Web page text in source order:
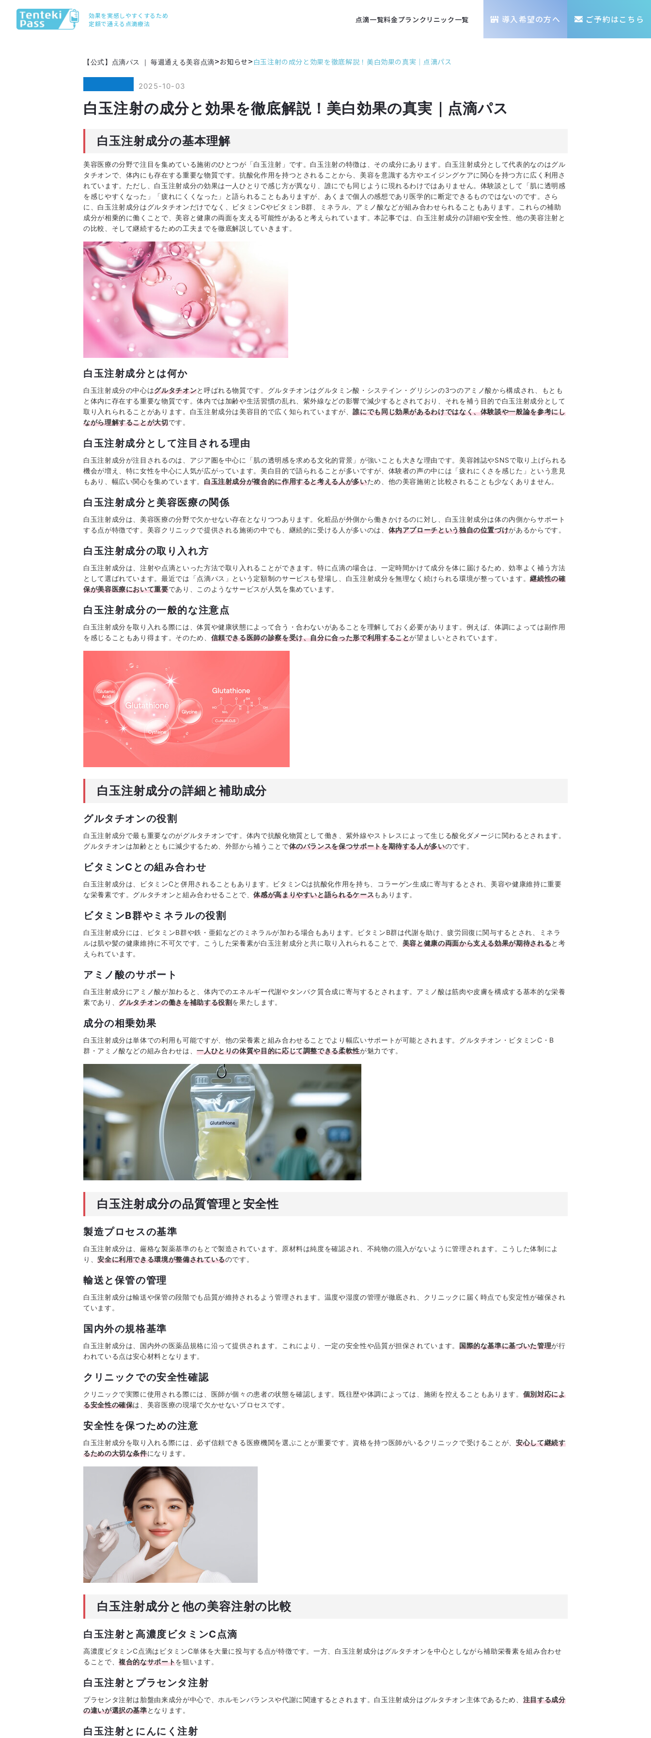
効果を実感しやすくするため
定額で通える点滴療法
点滴一覧料金プランクリニック一覧 導入希望の方へ ご予約はこちら
【公式】点滴パス ｜ 毎週通える美容点滴>お知らせ>白玉注射の成分と効果を徹底解説！美白効果の真実｜点滴パス
2025-10-03
白玉注射の成分と効果を徹底解説！美白効果の真実｜点滴パス
白玉注射成分の基本理解
美容医療の分野で注目を集めている施術のひとつが「白玉注射」です。白玉注射の特徴は、その成分にあります。白玉注射成分として代表的なのはグル
タチオンで、体内にも存在する重要な物質です。抗酸化作用を持つとされることから、美容を意識する方やエイジングケアに関心を持つ方に広く利用さ
れています。ただし、白玉注射成分の効果は一人ひとりで感じ方が異なり、誰にでも同じように現れるわけではありません。体験談として「肌に透明感
を感じやすくなった」「疲れにくくなった」と語られることもありますが、あくまで個人の感想であり医学的に断定できるものではないのです。さら
に、白玉注射成分はグルタチオンだけでなく、ビタミンCやビタミンB群、ミネラル、アミノ酸などが組み合わせられることもあります。これらの補助
成分が相乗的に働くことで、美容と健康の両面を支える可能性があると考えられています。本記事では、白玉注射成分の詳細や安全性、他の美容注射と
の比較、そして継続するための工夫までを徹底解説していきます。
白玉注射成分とは何か
白玉注射成分の中心はグルタチオンと呼ばれる物質です。グルタチオンはグルタミン酸・システイン・グリシンの3つのアミノ酸から構成され、もとも
と体内に存在する重要な物質です。体内では加齢や生活習慣の乱れ、紫外線などの影響で減少するとされており、それを補う目的で白玉注射成分として
取り入れられることがあります。白玉注射成分は美容目的で広く知られていますが、誰にでも同じ効果があるわけではなく、体験談や一般論を参考にし
ながら理解することが大切です。
白玉注射成分として注目される理由
白玉注射成分が注目されるのは、アジア圏を中心に「肌の透明感を求める文化的背景」が強いことも大きな理由です。美容雑誌やSNSで取り上げられる
機会が増え、特に女性を中心に人気が広がっています。美白目的で語られることが多いですが、体験者の声の中には「疲れにくさを感じた」という意見
もあり、幅広い関心を集めています。 白玉注射成分が複合的に作用すると考える人が多いため、他の美容施術と比較されることも少なくありません。
白玉注射成分と美容医療の関係
白玉注射成分は、美容医療の分野で欠かせない存在となりつつあります。化粧品が外側から働きかけるのに対し、白玉注射成分は体の内側からサポート
する点が特徴です。美容クリニックで提供される施術の中でも、継続的に受ける人が多いのは、 体内アプローチという独自の位置づけがあるからです。
白玉注射成分の取り入れ方
白玉注射成分は、注射や点滴といった方法で取り入れることができます。特に点滴の場合は、一定時間かけて成分を体に届けるため、効率よく補う方法
として選ばれています。最近では「点滴パス」という定額制のサービスも登場し、白玉注射成分を無理なく続けられる環境が整っています。継続性の確
保が美容医療において重要であり、このようなサービスが人気を集めています。
白玉注射成分の一般的な注意点
白玉注射成分を取り入れる際には、体質や健康状態によって合う・合わないがあることを理解しておく必要があります。例えば、体調によっては副作用
を感じることもあり得ます。そのため、 信頼できる医師の診察を受け、自分に合った形で利用することが望ましいとされています。
白玉注射成分の詳細と補助成分
グルタチオンの役割
白玉注射成分で最も重要なのがグルタチオンです。体内で抗酸化物質として働き、紫外線やストレスによって生じる酸化ダメージに関わるとされます。
グルタチオンは加齢とともに減少するため、外部から補うことで体のバランスを保つサポートを期待する人が多いのです。
ビタミンCとの組み合わせ
白玉注射成分は、ビタミンCと併用されることもあります。ビタミンCは抗酸化作用を持ち、コラーゲン生成に寄与するとされ、美容や健康維持に重要
な栄養素です。グルタチオンと組み合わせることで、体感が高まりやすいと語られるケースもあります。
ビタミンB群やミネラルの役割
白玉注射成分には、ビタミンB群や鉄・亜鉛などのミネラルが加わる場合もあります。ビタミンB群は代謝を助け、疲労回復に関与するとされ、ミネラ
ルは肌や髪の健康維持に不可欠です。こうした栄養素が白玉注射成分と共に取り入れられることで、 美容と健康の両面から支える効果が期待されると考
えられています。
アミノ酸のサポート
白玉注射成分にアミノ酸が加わると、体内でのエネルギー代謝やタンパク質合成に寄与するとされます。アミノ酸は筋肉や皮膚を構成する基本的な栄養
素であり、グルタチオンの働きを補助する役割を果たします。
成分の相乗効果
白玉注射成分は単体での利用も可能ですが、他の栄養素と組み合わせることでより幅広いサポートが可能とされます。グルタチオン・ビタミンC・B
群・アミノ酸などの組み合わせは、一人ひとりの体質や目的に応じて調整できる柔軟性が魅力です。
白玉注射成分の品質管理と安全性
製造プロセスの基準
白玉注射成分は、厳格な製薬基準のもとで製造されています。原材料は純度を確認され、不純物の混入がないように管理されます。こうした体制によ
り、安全に利用できる環境が整備されているのです。
輸送と保管の管理
白玉注射成分は輸送や保管の段階でも品質が維持されるよう管理されます。温度や湿度の管理が徹底され、クリニックに届く時点でも安定性が確保され
ています。
国内外の規格基準
白玉注射成分は、国内外の医薬品規格に沿って提供されます。これにより、一定の安全性や品質が担保されています。 国際的な基準に基づいた管理が行
われている点は安心材料となります。
クリニックでの安全性確認
クリニックで実際に使用される際には、医師が個々の患者の状態を確認します。既往歴や体調によっては、施術を控えることもあります。 個別対応によ
る安全性の確保は、美容医療の現場で欠かせないプロセスです。
安全性を保つための注意
白玉注射成分を取り入れる際には、必ず信頼できる医療機関を選ぶことが重要です。資格を持つ医師がいるクリニックで受けることが、安心して継続す
るための大切な条件になります。
白玉注射成分と他の美容注射の比較
白玉注射と高濃度ビタミンC点滴
高濃度ビタミンC点滴はビタミンC単体を大量に投与する点が特徴です。一方、白玉注射成分はグルタチオンを中心としながら補助栄養素を組み合わせ
ることで、複合的なサポートを狙います。
白玉注射とプラセンタ注射
プラセンタ注射は胎盤由来成分が中心で、ホルモンバランスや代謝に関連するとされます。白玉注射成分はグルタチオン主体であるため、 注目する成分
の違いが選択の基準となります。
白玉注射とにんにく注射